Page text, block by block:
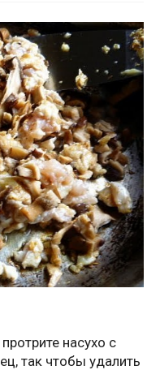
насухо с
так чтобы удалить